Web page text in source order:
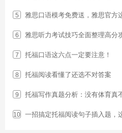
5 雅思口语模考免费送，雅思官方
6 雅思听力考试技巧全面整理高分
7 托福口语这六点一定要注意！
8 托福阅读看懂了还选不对答案
9 托福写作真题分析：没有体育真
10 一招搞定托福阅读句子插入题，